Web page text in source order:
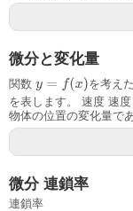
微分と変化量
関数 y=f(x ) を考え
を表します。 速度 速
物体の位置の変化量で
微分 連鎖率
連鎖率